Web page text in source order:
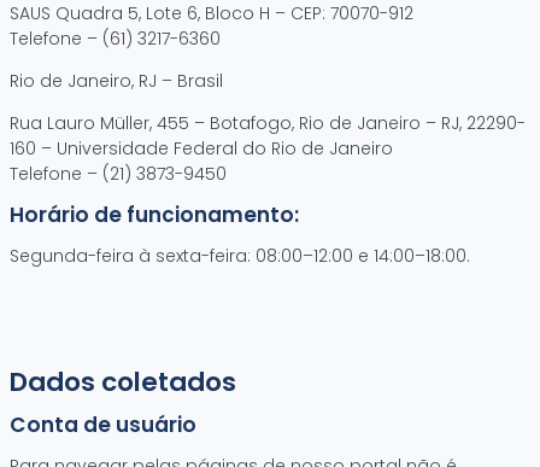
SAUS Quadra 5, Lote 6, Bloco H – CEP: 70070-912
Telefone – (61) 3217-6360
Rio de Janeiro, RJ – Brasil
Rua Lauro Müller, 455 – Botafogo, Rio de Janeiro – RJ, 22290-
160 – Universidade Federal do Rio de Janeiro
Telefone – (21) 3873-9450
Horário de funcionamento:
Segunda-feira à sexta-feira: 08:00–12:00 e 14:00–18:00.
Dados coletados
Conta de usuário